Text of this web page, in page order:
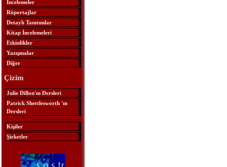
İncelemeler
Röportajlar
Detaylı Tanıtımlar
Kitap İncelemeleri
Etkinlikler
Yazışmalar
Diğer
Çizim
Julie Dillon'ın Dersleri
Patrick Shettlesworth 'ın
Dersleri
Kişiler
Şirketler